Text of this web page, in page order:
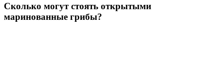
Сколько могут стоять открытыми
маринованные грибы?